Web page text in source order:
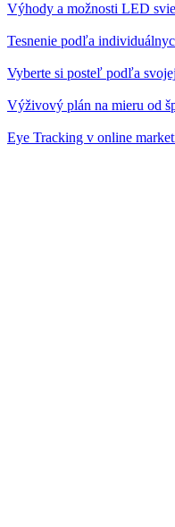
Výhody a možnosti LED
Tesnenie podľa
Vyberte si posteľ podľa
Výživový plán na mieru od
Eye Tracking v online